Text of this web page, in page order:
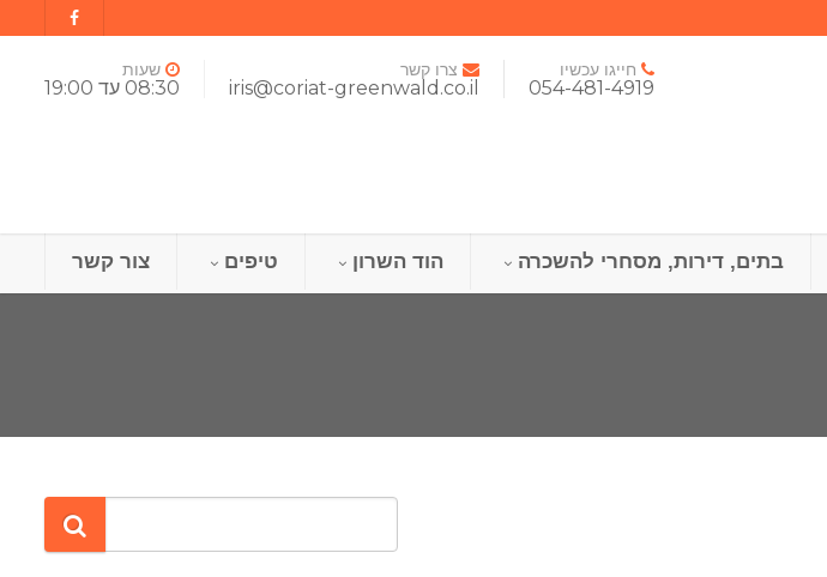
חייגו עכשיו
054-481-4919
צרו קשר
iris@coriat-greenwald.co.il
שעות
08:30 עד 19:00
צור קשר טיפים הוד השרון בתים, דירות, מסחרי להשכרה